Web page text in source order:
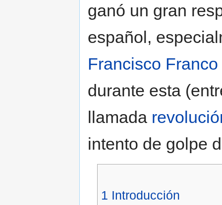
ganó un gran
español,
Francisco Franco
durante esta
llamada
intento de golpe
1 Introducción